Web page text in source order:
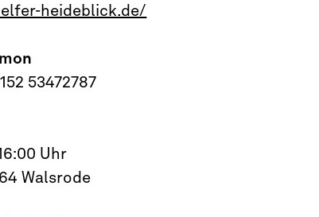
heideblick.de/
53472787
Uhr
Walsrode